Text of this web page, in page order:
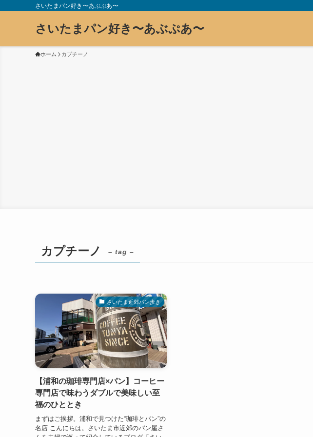
さいたまパン好き〜あぶぷあ〜
さいたまパン好き〜あぶぷあ〜
ホーム カプチーノ
カプチーノ – tag –
さいたま近郊パン歩き
【浦和の珈琲専門店×パン】コーヒー
専門店で味わうダブルで美味しい至
福のひととき
まずはご挨拶。浦和で見つけた“珈琲とパン”の
名店 こんにちは。さいたま市近郊のパン屋さ